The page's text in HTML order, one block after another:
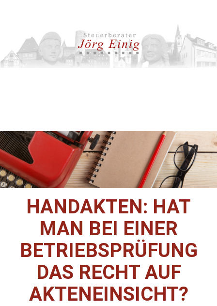
HANDAKTEN: HAT
MAN BEI EINER
BETRIEBSPRÜFUNG
DAS RECHT AUF
AKTENEINSICHT?